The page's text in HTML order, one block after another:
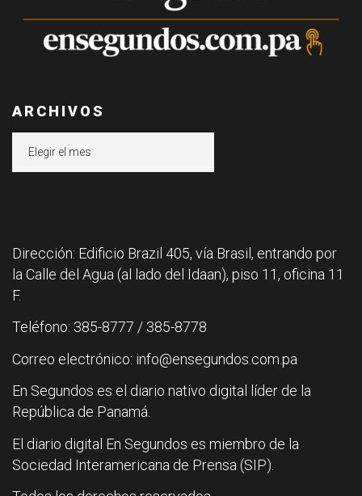
ARCHIVOS
Dirección: Edificio Brazil 405, vía Brasil, entrando por
la Calle del Agua (al lado del Idaan), piso 11, oficina 11
F.
Teléfono: 385-8777 / 385-8778
Correo electrónico: info@ensegundos.com.pa
En Segundos es el diario nativo digital líder de la
República de Panamá.
El diario digital En Segundos es miembro de la
Sociedad Interamericana de Prensa (SIP).